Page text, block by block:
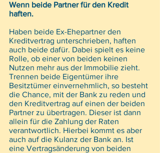
Wenn beide Partner für den Kredit
haften.
Haben beide Ex-Ehepartner den
Kreditvertrag unterschrieben, haften
auch beide dafür. Dabei spielt es keine
Rolle, ob einer von beiden keinen
Nutzen mehr aus der Immobilie zieht.
Trennen beide Eigentümer ihre
Besitztümer einvernehmlich, so besteht
die Chance, mit der Bank zu reden und
den Kreditvertrag auf einen der beiden
Partner zu übertragen. Dieser ist dann
allein für die Zahlung der Raten
verantwortlich. Hierbei kommt es aber
auch auf die Kulanz der Bank an. Ist
eine Vertragsänderung von beiden